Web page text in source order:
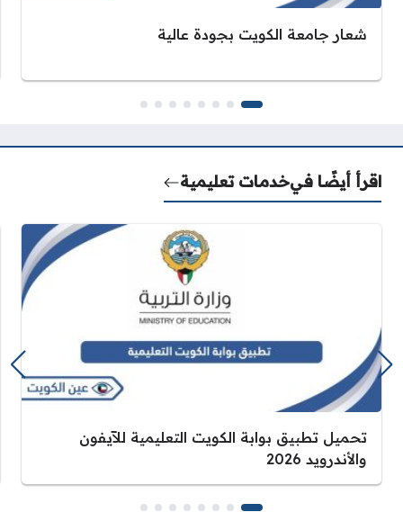
شعار جامعة الكويت بجودة عالية
اقرأ أيضًا فيخدمات تعليمية
تحميل تطبيق بوابة الكويت التعليمية للآيفون
والأندرويد 2026